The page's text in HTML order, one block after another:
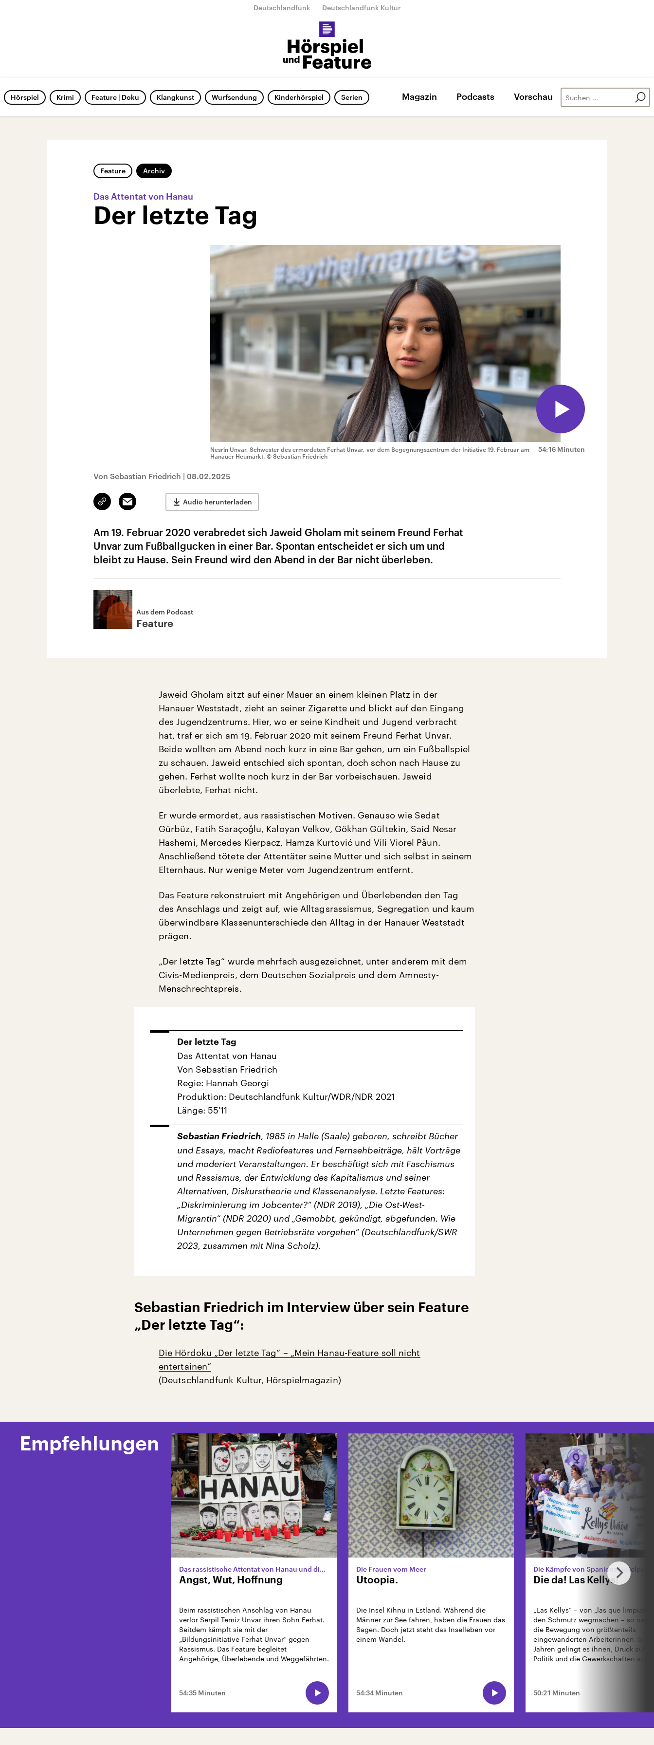
Deutschlandfunk Deutschlandfunk Kultur
Hörspiel Krimi Feature | Doku Klangkunst Wurfsendung Kinderhörspiel Serien Magazin Podcasts Vorschau
Feature Archiv
Das Attentat von Hanau
Der letzte Tag
54:16 Minuten
Nesrîn Unvar, Schwester des ermordeten Ferhat Unvar, vor dem Begegnungszentrum der Initiative 19. Februar am
Hanauer Heumarkt. © Sebastian Friedrich
Von Sebastian Friedrich | 08.02.2025
Link
kopieren/teilen
Email Audio herunterladen
Am 19. Februar 2020 verabredet sich Jaweid Gholam mit seinem Freund Ferhat
Unvar zum Fußballgucken in einer Bar. Spontan entscheidet er sich um und
bleibt zu Hause. Sein Freund wird den Abend in der Bar nicht überleben.
Aus dem Podcast
Feature
Jaweid Gholam sitzt auf einer Mauer an einem kleinen Platz in der
Hanauer Weststadt, zieht an seiner Zigarette und blickt auf den Eingang
des Jugendzentrums. Hier, wo er seine Kindheit und Jugend verbracht
hat, traf er sich am 19. Februar 2020 mit seinem Freund Ferhat Unvar.
Beide wollten am Abend noch kurz in eine Bar gehen, um ein Fußballspiel
zu schauen. Jaweid entschied sich spontan, doch schon nach Hause zu
gehen. Ferhat wollte noch kurz in der Bar vorbeischauen. Jaweid
überlebte, Ferhat nicht.
Er wurde ermordet, aus rassistischen Motiven. Genauso wie Sedat
Gürbüz, Fatih Saraçoğlu, Kaloyan Velkov, Gökhan Gültekin, Said Nesar
Hashemi, Mercedes Kierpacz, Hamza Kurtović und Vili Viorel Păun.
Anschließend tötete der Attentäter seine Mutter und sich selbst in seinem
Elternhaus. Nur wenige Meter vom Jugendzentrum entfernt.
Das Feature rekonstruiert mit Angehörigen und Überlebenden den Tag
des Anschlags und zeigt auf, wie Alltagsrassismus, Segregation und kaum
überwindbare Klassenunterschiede den Alltag in der Hanauer Weststadt
prägen.
„Der letzte Tag“ wurde mehrfach ausgezeichnet, unter anderem mit dem
Civis-Medienpreis, dem Deutschen Sozialpreis und dem Amnesty-
Menschrechtspreis.
Der letzte Tag
Das Attentat von Hanau
Von Sebastian Friedrich
Regie: Hannah Georgi
Produktion: Deutschlandfunk Kultur/WDR/NDR 2021
Länge: 55'11
Sebastian Friedrich, 1985 in Halle (Saale) geboren, schreibt Bücher
und Essays, macht Radiofeatures und Fernsehbeiträge, hält Vorträge
und moderiert Veranstaltungen. Er beschäftigt sich mit Faschismus
und Rassismus, der Entwicklung des Kapitalismus und seiner
Alternativen, Diskurstheorie und Klassenanalyse. Letzte Features:
„Diskriminierung im Jobcenter?“ (NDR 2019), „Die Ost-West-
Migrantin“ (NDR 2020) und „Gemobbt, gekündigt, abgefunden. Wie
Unternehmen gegen Betriebsräte vorgehen“ (Deutschlandfunk/SWR
2023, zusammen mit Nina Scholz).
Sebastian Friedrich im Interview über sein Feature
„Der letzte Tag“:
Die Hördoku „Der letzte Tag“ – „Mein Hanau-Feature soll nicht
entertainen“
(Deutschlandfunk Kultur, Hörspielmagazin)
Empfehlungen
Das rassistische Attentat von Hanau und die Folgen
Angst, Wut, Hoffnung
Beim rassistischen Anschlag von Hanau
verlor Serpil Temiz Unvar ihren Sohn Ferhat.
Seitdem kämpft sie mit der
„Bildungsinitiative Ferhat Unvar“ gegen
Rassismus. Das Feature begleitet
Angehörige, Überlebende und Weggefährten.
54:35 Minuten
Die Frauen vom Meer
Utoopia.
Die Insel Kihnu in Estland. Während die
Männer zur See fahren, haben die Frauen das
Sagen. Doch jetzt steht das Inselleben vor
einem Wandel.
54:34 Minuten
Die Kämpfe von Spaniens
Die da! Las Kellys!
„Las Kellys“ – von „las que limpian“
den Schmutz wegmachen – so
die Bewegung von größtenteils
eingewanderten Arbeiterinnen. Seit
Jahren gelingt es ihnen, Druck auf
Politik und die Gewerkschaften
50:21 Minuten